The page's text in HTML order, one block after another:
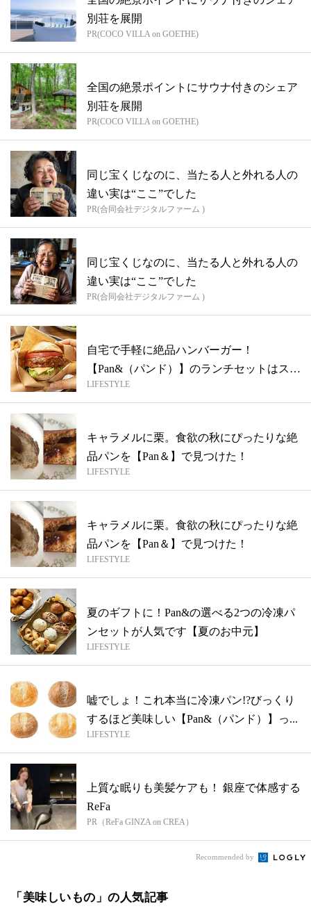
別荘を展開
PR(COCO VILLA on GOETHE)
全国の絶景ポイントにサウナ付きのシェア
別荘を展開
PR(COCO VILLA on GOETHE)
同じ宝くじなのに、当たる人と外れる人の
違い実は“ここ”でした
PR(合同会社デジタルファーム )
同じ宝くじなのに、当たる人と外れる人の
違い実は“ここ”でした
PR(合同会社デジタルファーム )
自宅で手軽に絶品ハンバーガー！
【Pan&（パンド）】のランチセットはスト
ックマス...
LIFESTYLE
キャラメルに栗。食欲の秋にぴったりな絶
品パンを【Pan＆】で見つけた！
LIFESTYLE
キャラメルに栗。食欲の秋にぴったりな絶
品パンを【Pan＆】で見つけた！
LIFESTYLE
夏のギフトに！Pan&の選べる2つの冷凍パ
ンセットが人気です【夏のお中元】
LIFESTYLE
嘘でしょ！これ本当に冷凍パン!?びっくり
するほど美味しい【Pan&（パンド）】っ...
LIFESTYLE
上質な眠りも美髪ケアも！ 銀座で体感する
ReFa
PR（ReFa GINZA on CREA）
Recommended by
「美味しいもの」の人気記事